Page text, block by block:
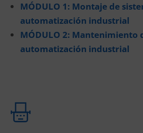
MÓDULO 1: Montaje de
automatización industrial
MÓDULO 2: Mantenimiento
automatización industrial